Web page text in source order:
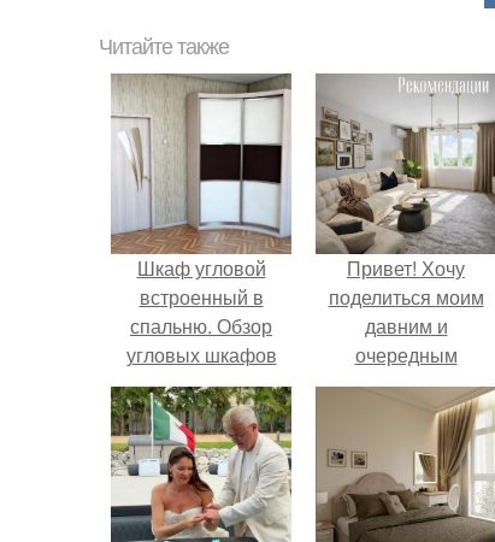
Читайте также
Шкаф угловой
встроенный в
спальню. Обзор
угловых шкафов
для спальни, и
фото
существующих
вариантов
Привет! Хочу
поделиться моим
давним и
очередным
неопубликованным
проектом.